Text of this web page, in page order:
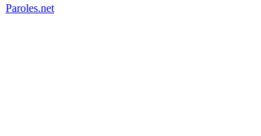
Paroles.net